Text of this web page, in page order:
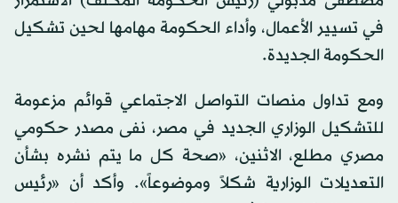
في تسيير الأعمال، وأداء الحكومة مهامها لحين تشكيل
الحكومة الجديدة.
ومع تداول منصات التواصل الاجتماعي قوائم مزعومة
للتشكيل الوزاري الجديد في مصر، نفى مصدر حكومي
مصري مطلع، الاثنين، «صحة كل ما يتم نشره بشأن
التعديلات الوزارية شكلاً وموضوعاً». وأكد أن «رئيس